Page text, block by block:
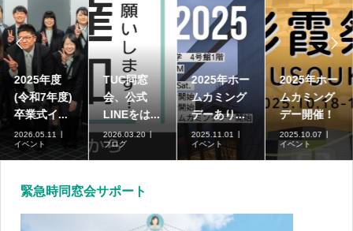

2025年度
(令和7年度)
卒業式イ...
2026.05.11
イベント
TUC同窓
会、公式
LINEをは...
2026.03.20
ブログ
2025年ホー
ムカミング
デーあり...
2025.11.01
イベント
2025年ホー
ムカミング
デー開催！
2025.10.07
イベント

緊急時同窓会サポート